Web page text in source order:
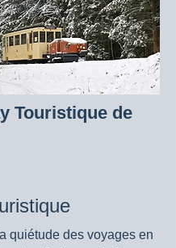
Touristique de
quiétude des voyages en